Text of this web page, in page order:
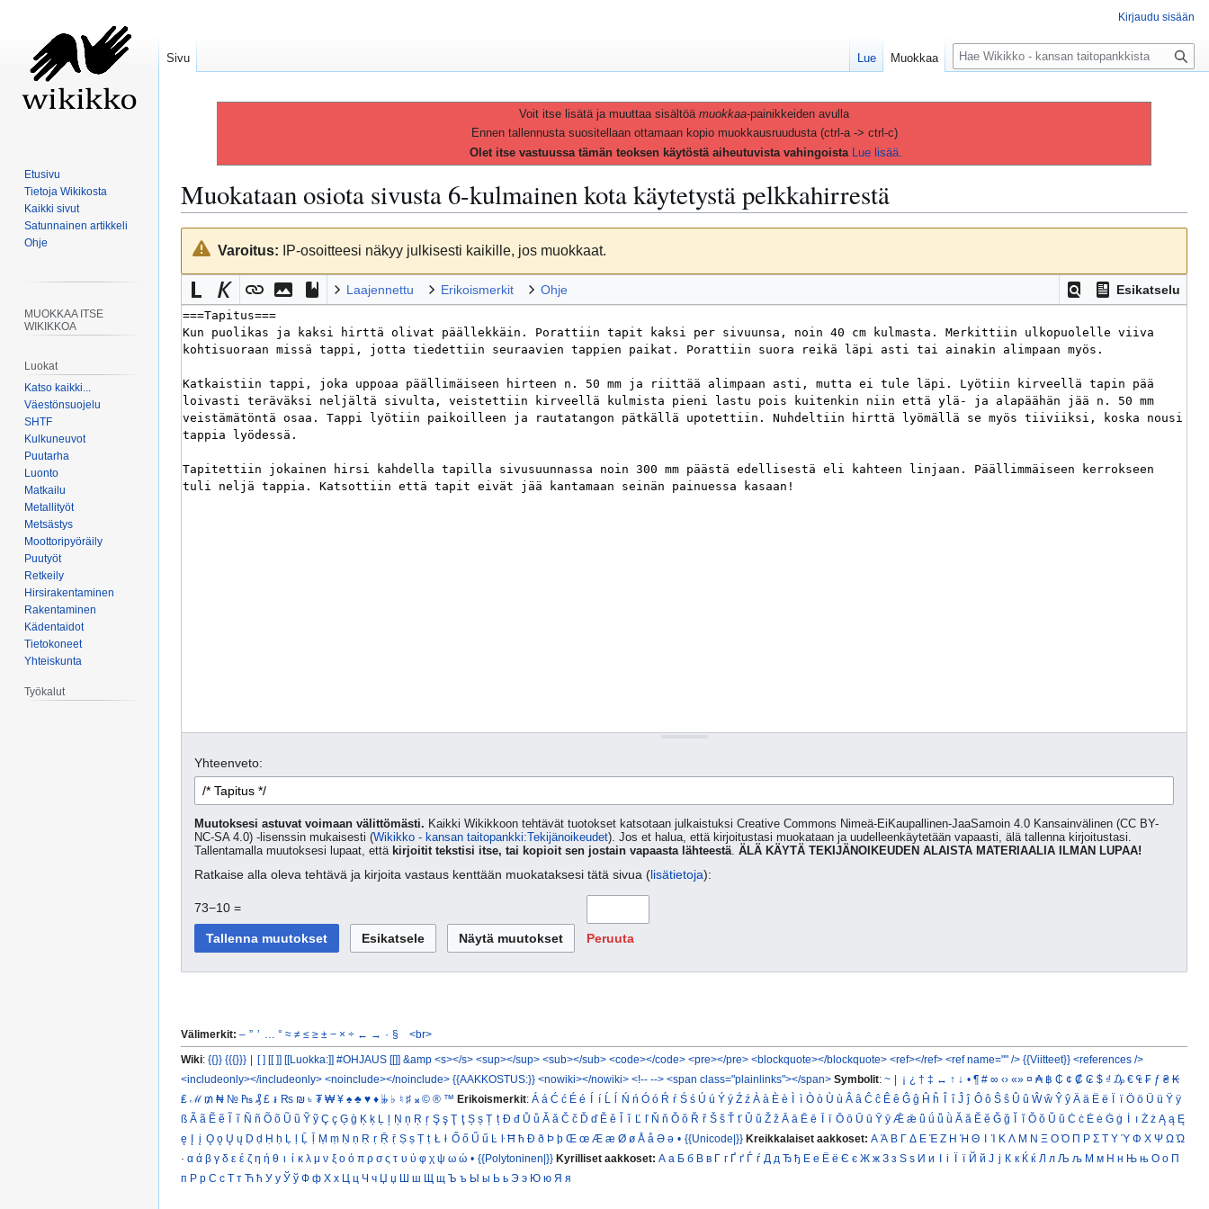
Voit itse lisätä ja muuttaa sisältöä muokkaa-painikkeiden avulla
Ennen tallennusta suositellaan ottamaan kopio muokkausruudusta (ctrl-a -> ctrl-c)
Olet itse vastuussa tämän teoksen käytöstä aiheutuvista vahingoista Lue lisää.
Muokataan osiota sivusta 6-kulmainen kota käytetystä pelkkahirrestä
Siirry
navigaatioon
Siirry
hakuunVaroitus: IP-osoitteesi näkyy julkisesti kaikille, jos muokkaat.
Esikatselu
Laajennettu Erikoismerkit Ohje
Yhteenveto:
Muutoksesi astuvat voimaan välittömästi. Kaikki Wikikkoon tehtävät tuotokset katsotaan julkaistuksi Creative Commons Nimeä-EiKaupallinen-JaaSamoin 4.0 Kansainvälinen (CC BY-
NC-SA 4.0) -lisenssin mukaisesti (Wikikko - kansan taitopankki:Tekijänoikeudet). Jos et halua, että kirjoitustasi muokataan ja uudelleenkäytetään vapaasti, älä tallenna kirjoitustasi.
Tallentamalla muutoksesi lupaat, että kirjoitit tekstisi itse, tai kopioit sen jostain vapaasta lähteestä. ÄLÄ KÄYTÄ TEKIJÄNOIKEUDEN ALAISTA MATERIAALIA ILMAN LUPAA!
Ratkaise alla oleva tehtävä ja kirjoita vastaus kenttään muokataksesi tätä sivua (lisätietoja):
73−10 =
Peruuta
Välimerkit: – ” ’ ° ≈ ≠ ≤ ≥ ± − × ÷ ← → · § <br>
Wiki: {{}} {{{}}} | [ ] [[ ]] [[Luokka:]] #OHJAUS [[]] &amp <s></s> <sup></sup> <sub></sub> <code></code> <pre></pre> <blockquote></blockquote> <ref></ref> <ref name="" /> {{Viitteet}} <references />
<includeonly></includeonly> <noinclude></noinclude> {{AAKKOSTUS:}} <nowiki></nowiki> <!-- --> <span class="plainlinks"></span> Symbolit: ~ | ¡ ¿ † ‡ ↔ ↑ ↓ • ¶ # ∞ ‹› «» ¤ ₳ ฿ ₵ ¢ ₡ ₢ $ ₫ ₯ € ₠ ₣ ƒ ₴ ₭
₤ ℳ ₥ ₦ № ₧ ₰ £ ៛ ₨ ₪ ৳ ₮ ₩ ¥ ♠ ♣ ♥ ♦ 𝄫 ♭ ♮ ♯ 𝄪 © ® ™ Erikoismerkit:Á á Ć ć É é Í í Ĺ ĺ Ń ń Ó ó Ŕ ŕ Ś ś Ú ú Ý ý Ź ź À à È è Ì ì Ò ò Ù ù Â â Ĉ ĉ Ê ê Ĝ ĝ Ĥ ĥ Î î Ĵ ĵ Ô ô Ŝ ŝ Û û Ŵ ŵ Ŷ ŷ Ä ä Ë ë Ï ï Ö ö Ü ü Ÿ ÿ
ß Ã ã Ẽ ẽ Ĩ ĩ Ñ ñ Õ õ Ũ ũ Ỹ ỹ Ç ç Ģ ģ Ķ ķ Ļ ļ Ņ ņ Ŗ ŗ Ş ş Ţ ţ Ș ș Ț ț Đ đ Ů ů Ǎ ǎ Č č Ď ď Ě ě Ǐ ǐ Ľ ľ Ň ň Ǒ ǒ Ř ř Š š Ť ť Ǔ ǔ Ž ž Ā ā Ē ē Ī ī Ō ō Ū ū Ȳ ȳ Ǣ ǣ ǖ ǘ ǚ ǜ Ă ă Ĕ ĕ Ğ ğ Ĭ ĭ Ŏ ŏ Ŭ ŭ Ċ ċ Ė ė Ġ ġ İ ı Ż ż Ą ą Ę
ę Į į Ǫ ǫ Ų ų Ḍ ḍ Ḥ ḥ Ḷ ḷ Ḹ ḹ Ṃ ṃ Ṇ ṇ Ṛ ṛ Ṝ ṝ Ṣ ṣ Ṭ ṭ Ł ł Ő ő Ű ű Ŀ ŀ Ħ ħ Ð ð Þ þ Œ œ Æ æ Ø ø Å å Ə ə • {{Unicode|}} Kreikkalaiset aakkoset: Α Ά Β Γ Δ Ε Έ Ζ Η Ή Θ Ι Ί Κ Λ Μ Ν Ξ Ο Ό Π Ρ Σ Τ Υ Ύ Φ Χ Ψ Ω Ώ
· α ά β γ δ ε έ ζ η ή θ ι ί κ λ μ ν ξ ο ό π ρ σ ς τ υ ύ φ χ ψ ω ώ • {{Polytoninen|}} Kyrilliset aakkoset: А а Б б В в Г г Ґ ґ Ѓ ѓ Д д Ђ ђ Е е Ё ё Є є Ж ж З з Ѕ ѕ И и І і Ї ї Й й Ј ј К к Ќ ќ Л л Љ љ М м Н н Њ њ О о П
п Р р С с Т т Ћ ћ У у Ў ў Ф ф Х х Ц ц Ч ч Џ џ Ш ш Щ щ Ъ ъ Ы ы Ь ь Э э Ю ю Я я
Kirjaudu sisään
Sivu Lue Muokkaa
H
a
Etusivu
Tietoja Wikikosta
Kaikki sivut
Satunnainen artikkeli
Ohje
MUOKKAA ITSE
WIKIKKOA
Luokat
Katso kaikki...
Väestönsuojelu
SHTF
Kulkuneuvot
Puutarha
Luonto
Matkailu
Metallityöt
Metsästys
Moottoripyöräily
Puutyöt
Retkeily
Hirsirakentaminen
Rakentaminen
Kädentaidot
Tietokoneet
Yhteiskunta
Työkalut